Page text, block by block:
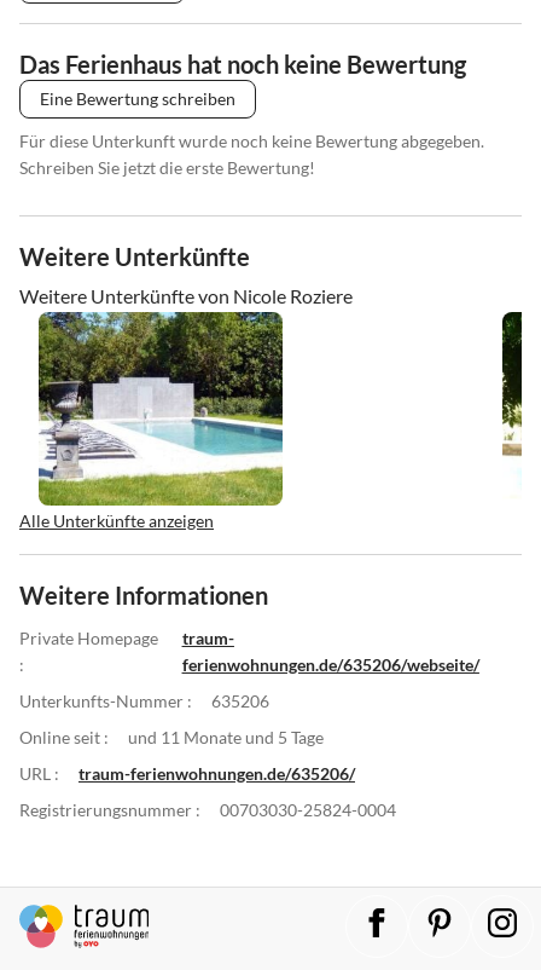
Das Ferienhaus hat noch keine Bewertung
Eine Bewertung schreiben
Für diese Unterkunft wurde noch keine Bewertung abgegeben.
Schreiben Sie jetzt die erste Bewertung!
Weitere Unterkünfte
Weitere Unterkünfte von Nicole Roziere
Alle Unterkünfte anzeigen
Weitere Informationen
Private Homepage
:
traum-
ferienwohnungen.de/635206/webseite/
Unterkunfts-Nummer :
635206
Online seit :
und 11 Monate und 5 Tage
URL :
traum-ferienwohnungen.de/635206/
Registrierungsnummer :
00703030-25824-0004